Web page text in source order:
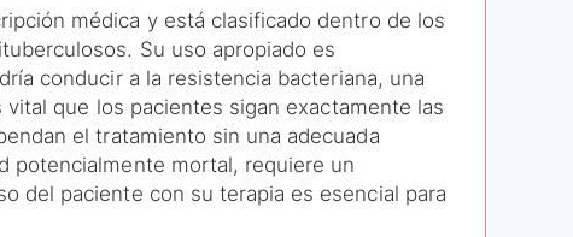
médica y está clasificado dentro de los
Su uso apropiado es
conducir a la resistencia bacteriana, una
que los pacientes sigan exactamente las
el tratamiento sin una adecuada
potencialmente mortal, requiere un
del paciente con su terapia es esencial para